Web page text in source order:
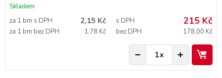
Skladem
za 1 bm s DPH
2,15 Kč
za 1 bm bez DPH 1,78 Kč
s DPH 215 Kč
bez DPH 178,00 Kč